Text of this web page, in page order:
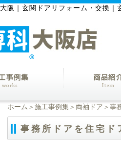
大阪｜玄関ドアリフォーム・交換｜
ホーム ＞ 施工事例集 ＞ 両袖ドア ＞事
事務所ドアを住宅ド